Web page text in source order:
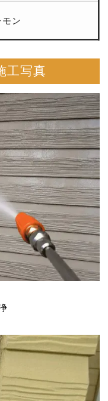
ン
工写真